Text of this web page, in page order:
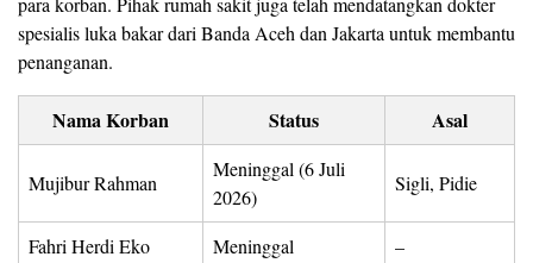
spesialis luka bakar dari Banda Aceh dan Jakarta untuk membantu
penanganan.
Nama Korban Status Asal
Mujibur Rahman
Meninggal (6 Juli
2026)
Sigli, Pidie
Fahri Herdi Eko Meninggal
–